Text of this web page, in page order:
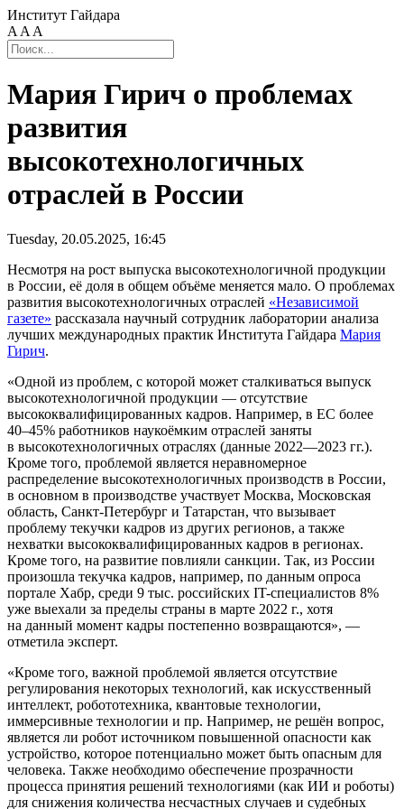
Институт Гайдара
A A A
Мария Гирич о проблемах
развития
высокотехнологичных
отраслей в России
Tuesday, 20.05.2025, 16:45
Несмотря на рост выпуска высокотехнологичной продукции
в России, её доля в общем объёме меняется мало. О проблемах
развития высокотехнологичных отраслей «Независимой
газете» рассказала научный сотрудник лаборатории анализа
лучших международных практик Института Гайдара Мария
Гирич.
«Одной из проблем, с которой может сталкиваться выпуск
высокотехнологичной продукции — отсутствие
высококвалифицированных кадров. Например, в ЕС более
40–45% работников наукоёмким отраслей заняты
в высокотехнологичных отраслях (данные 2022—2023 гг.).
Кроме того, проблемой является неравномерное
распределение высокотехнологичных производств в России,
в основном в производстве участвует Москва, Московская
область, Санкт-Петербург и Татарстан, что вызывает
проблему текучки кадров из других регионов, а также
нехватки высококвалифицированных кадров в регионах.
Кроме того, на развитие повлияли санкции. Так, из России
произошла текучка кадров, например, по данным опроса
портале Хабр, среди 9 тыс. российских IT-специалистов 8%
уже выехали за пределы страны в марте 2022 г., хотя
на данный момент кадры постепенно возвращаются», —
отметила эксперт.
«Кроме того, важной проблемой является отсутствие
регулирования некоторых технологий, как искусственный
интеллект, робототехника, квантовые технологии,
иммерсивные технологии и пр. Например, не решён вопрос,
является ли робот источником повышенной опасности как
устройство, которое потенциально может быть опасным для
человека. Также необходимо обеспечение прозрачности
процесса принятия решений технологиями (как ИИ и роботы)
для снижения количества несчастных случаев и судебных